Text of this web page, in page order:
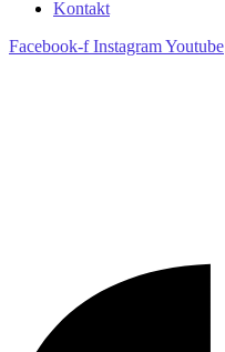
Kontakt
Facebook-f InstagramYoutube